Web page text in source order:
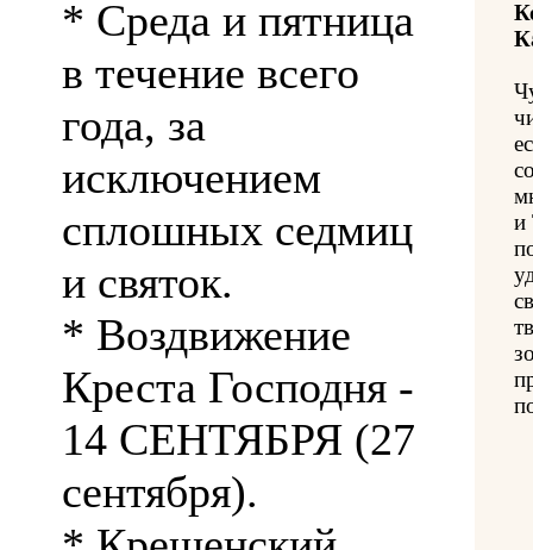
* Среда и пятница
в течение всего
года, за
исключением
сплошных седмиц
и святок.
* Воздвижение
Креста Господня -
14 СЕНТЯБРЯ (27
сентября).
и